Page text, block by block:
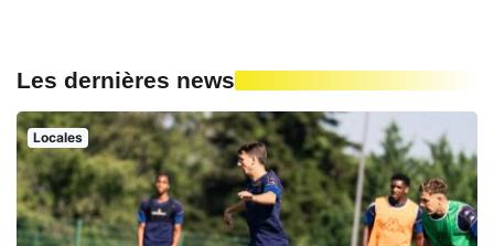
Les dernières news
Locales